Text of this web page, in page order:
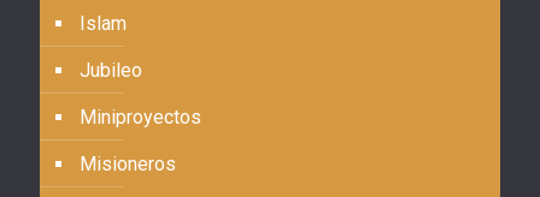
Islam
Jubileo
Miniproyectos
Misioneros